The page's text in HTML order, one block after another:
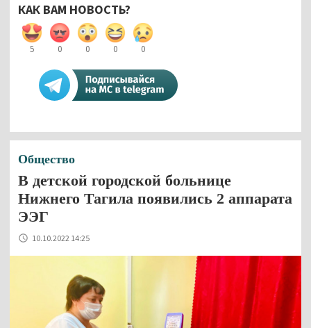
КАК ВАМ НОВОСТЬ?
5 0 0 0 0
Общество
В детской городской больнице
Нижнего Тагила появились 2 аппарата
ЭЭГ
10.10.2022 14:25